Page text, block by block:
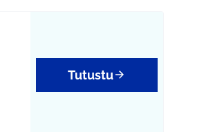
Tutustu